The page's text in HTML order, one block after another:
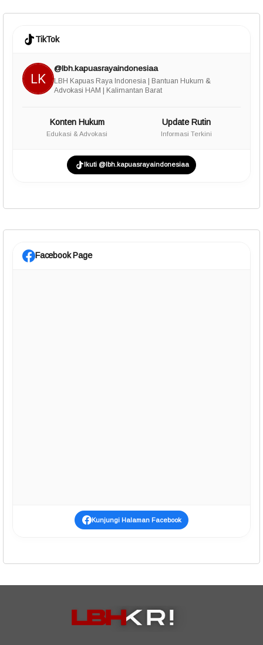
TikTok
@lbh.kapuasrayaindonesiaa
LBH Kapuas Raya Indonesia | Bantuan Hukum &
Advokasi HAM | Kalimantan Barat
Konten Hukum
Edukasi & Advokasi
Update Rutin
Informasi Terkini
Ikuti @lbh.kapuasrayaindonesiaa
Facebook Page
Kunjungi Halaman Facebook